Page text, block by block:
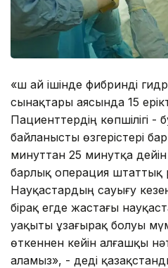
«Үш ай ішінде фибринді
сынақтары аясында 15
Пациенттердің көпшілігі
байланысты өзгерістері
минуттан 25 минутқа
барлық операция
Науқастардың сауығу
бірақ егде жастағы
уақыты ұзағырақ болуы
өткеннен кейін алғашқы
аламыз», - деді